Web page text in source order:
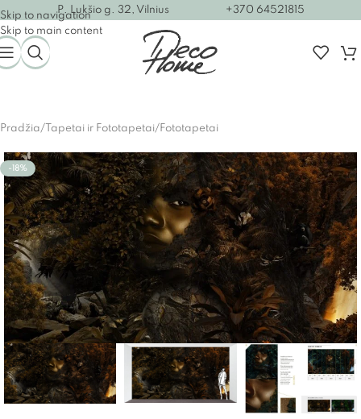
Skip to navigation
Skip to main content
P. Lukšio g. 32, Vilnius +370 64521815
Pradžia/ Tapetai ir Fototapetai/Fototapetai
-18%